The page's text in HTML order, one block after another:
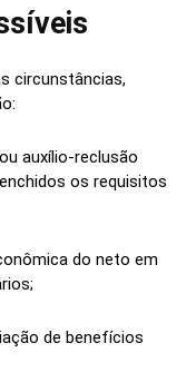
circunstâncias,
auxílio-reclusão
os requisitos
do neto em
de benefícios